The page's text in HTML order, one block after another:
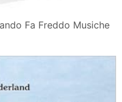
Fa Freddo Musiche